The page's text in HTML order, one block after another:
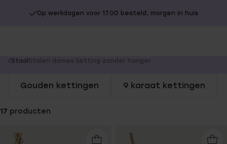
Op werkdagen voor 17.00 besteld, morgen in huis
You
here:
Staal Stalen dames ketting zonder hanger
Gouden kettingen 9 karaat kettingen
17 producten